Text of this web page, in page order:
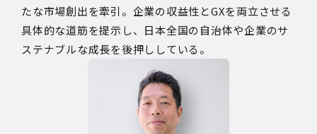
たな市場創出を牽引。企業の収益性とGXを両立させる
具体的な道筋を提示し、日本全国の自治体や企業のサ
ステナブルな成長を後押ししている。